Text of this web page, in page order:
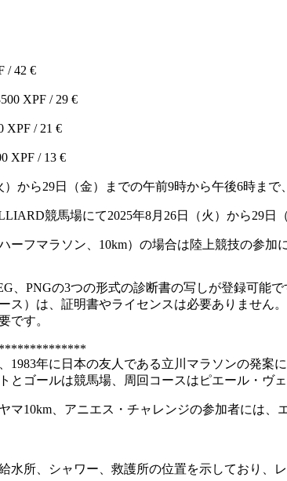
/ 42 €
XPF / 29 €
XPF / 21 €
XPF / 13 €
）から29日（金）までの午前9時から午後6時ま
競馬場にて2025年8月26日（火）から29
ーフマラソン、10km）の場合は陸上競技の参
、PNGの3つの形式の診断書の写しが登録可能で
ス）は、証明書やライセンスは必要ありません。
です。
1983年に日本の友人である立川マラソンの発
とゴールは競馬場、周回コースはピエール・ヴ
マ10km、アニエス・チャレンジの参加者には
水所、シャワー、救護所の位置を示しており、